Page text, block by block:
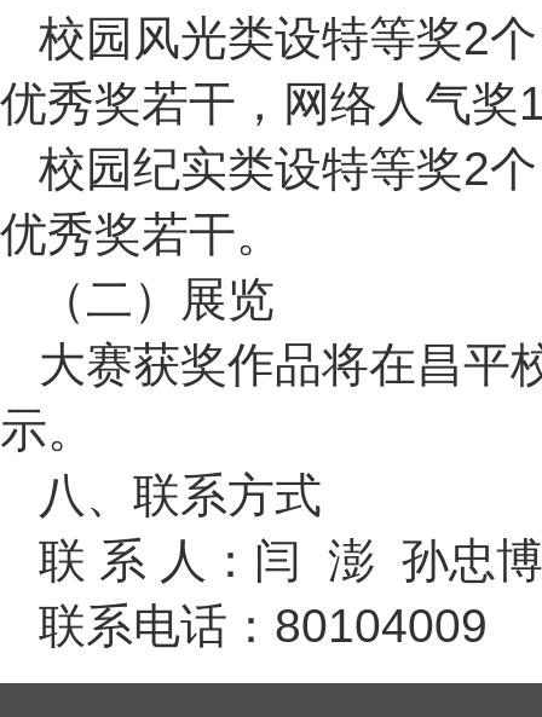
校园风光类设特等奖2
优秀奖若干，网络人气奖
校园纪实类设特等奖2
优秀奖若干。
（二）展览
大赛获奖作品将在昌平
示。
八、联系方式
联 系 人：闫 澎 孙忠博
联系电话：80104009